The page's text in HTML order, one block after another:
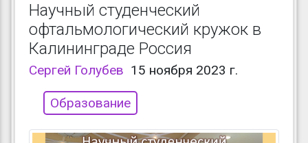
Научный студенческий
офтальмологический кружок в
Калининграде Россия
Сергей Голубев 15 ноября 2023 г.
Образование